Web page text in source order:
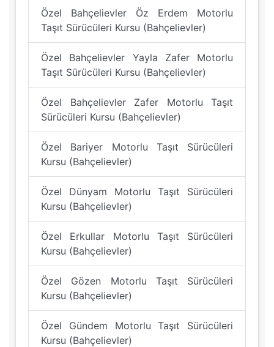
Özel Bahçelievler Öz Erdem Motorlu
Taşıt Sürücüleri Kursu (Bahçelievler)
Özel Bahçelievler Yayla Zafer Motorlu
Taşıt Sürücüleri Kursu (Bahçelievler)
Özel Bahçelievler Zafer Motorlu Taşıt
Sürücüleri Kursu (Bahçelievler)
Özel Bariyer Motorlu Taşıt Sürücüleri
Kursu (Bahçelievler)
Özel Dünyam Motorlu Taşıt Sürücüleri
Kursu (Bahçelievler)
Özel Erkullar Motorlu Taşıt Sürücüleri
Kursu (Bahçelievler)
Özel Gözen Motorlu Taşıt Sürücüleri
Kursu (Bahçelievler)
Özel Gündem Motorlu Taşıt Sürücüleri
Kursu (Bahçelievler)